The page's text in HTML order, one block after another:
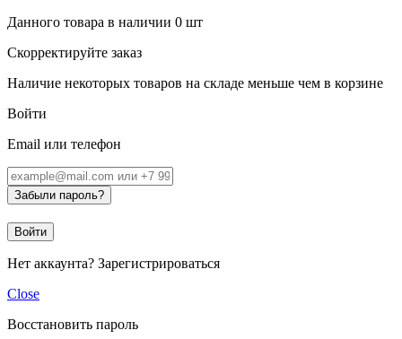
Данного товара в наличии 0 шт
Скорректируйте заказ
Наличие некоторых товаров на складе меньше чем в корзине
Войти
Email или телефон
Забыли пароль?
Войти
Нет аккаунта? Зарегистрироваться
Close
Восстановить пароль